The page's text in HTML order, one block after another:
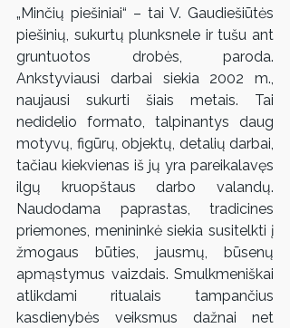
„Minčių piešiniai“ – tai V. Gaudiešiūtės
piešinių, sukurtų plunksnele ir tušu ant
gruntuotos drobės, paroda.
Ankstyviausi darbai siekia 2002 m.,
naujausi sukurti šiais metais. Tai
nedidelio formato, talpinantys daug
motyvų, figūrų, objektų, detalių darbai,
tačiau kiekvienas iš jų yra pareikalavęs
ilgų kruopštaus darbo valandų.
Naudodama paprastas, tradicines
priemones, menininkė siekia susitelkti į
žmogaus būties, jausmų, būsenų
apmąstymus vaizdais. Smulkmeniškai
atlikdami ritualais tampančius
kasdienybės veiksmus dažnai net